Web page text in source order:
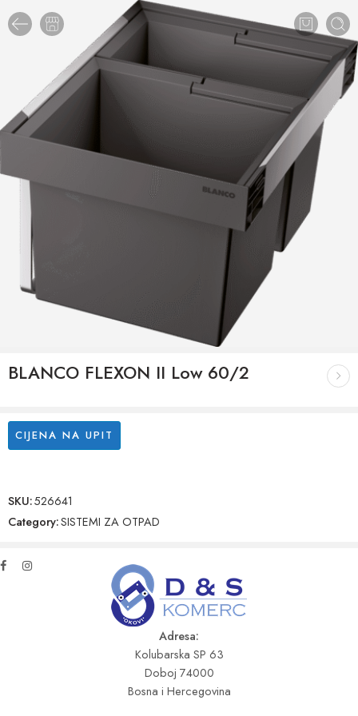
BLANCO FLEXON II Low 60/2
CIJENA NA UPIT
SKU:526641
Category:SISTEMI ZA OTPAD
Adresa:
Kolubarska SP 63
Doboj 74000
Bosna i Hercegovina